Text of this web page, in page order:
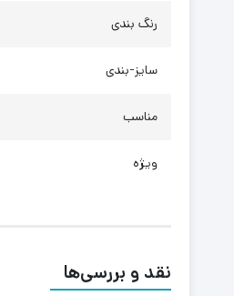
رنگ بندی
سایز-بندی
مناسب
ویژه
نقد و بررسی‌ها